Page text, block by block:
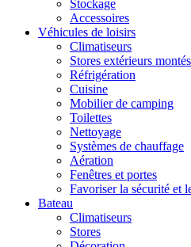
Stockage
Accessoires
Véhicules de loisirs
Climatiseurs
Stores extérieurs
Réfrigération
Cuisine
Mobilier de camping
Toilettes
Nettoyage
Systèmes de chauffage
Aération
Fenêtres et portes
Favoriser la sécurité et
Bateau
Climatiseurs
Stores